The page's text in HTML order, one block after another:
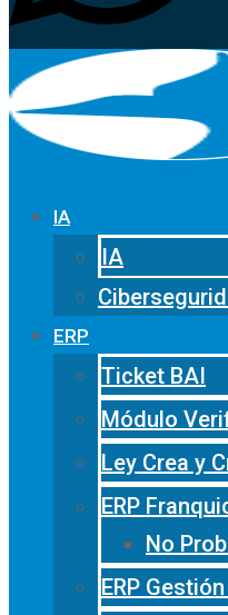
IA
IA
ERP
Ticket BAI
Módulo
Ley Crea y
ERP
No
ERP